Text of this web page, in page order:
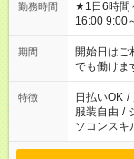
勤務時間
★1日6時間～の時短シ
16:00 9:00～
場合、他の
ん ※法令に
となります
短時間・短
期間
開始日は
でも働けま
特徴 日払いOK /
服装自由 /
ソコンスキ